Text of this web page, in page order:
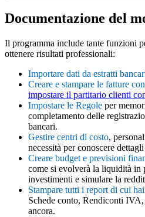
Documentazione del
Il programma include tante funzioni
ottenere risultati professionali:
Importare dati da estratti
Creare e stampare le fatture
impostare il partitario clienti
Impostare le Regole per
completamento delle
bancari.
Gestire centri di costo,
necessità per conoscere
Creare budget e previsioni
come si evolverà la liquidità in
investimenti e simulare la
Stampare tutti i report di cui
Schede conto, Rendiconti
ancora.